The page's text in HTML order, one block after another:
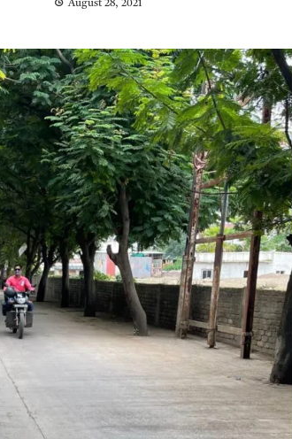
August 28, 2021